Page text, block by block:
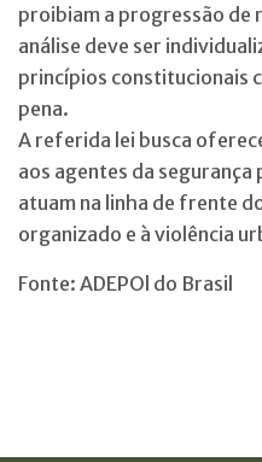
proibiam a progressão de
análise deve ser
princípios constitucionais
pena.
A referida lei busca
aos agentes da segurança
atuam na linha de frente
organizado e à violência
Fonte: ADEPOl do Brasil